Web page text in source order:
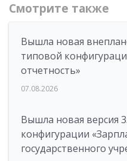
Смотрите также
Вышла новая
типовой
отчетность»
07.08.2026
Вышла новая версия
конфигурации
государственного